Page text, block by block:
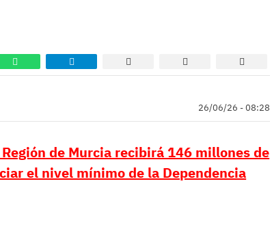
26/06/26 - 08:28
de Murcia recibirá 146 millones de
el nivel mínimo de la Dependencia